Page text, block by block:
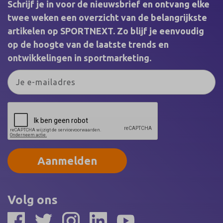
Schrijf je in voor de nieuwsbrief en ontvang elke
twee weken een overzicht van de belangrijkste
artikelen op SPORTNEXT. Zo blijf je eenvoudig
op de hoogte van de laatste trends en
ontwikkelingen in sportmarketing.
Aanmelden
Volg ons